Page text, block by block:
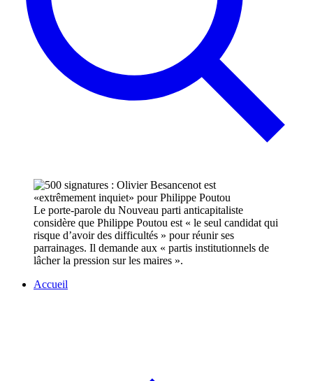
Le porte-parole du Nouveau parti anticapitaliste
considère que Philippe Poutou est « le seul candidat qui
risque d’avoir des difficultés » pour réunir ses
parrainages. Il demande aux « partis institutionnels de
lâcher la pression sur les maires ».
Accueil